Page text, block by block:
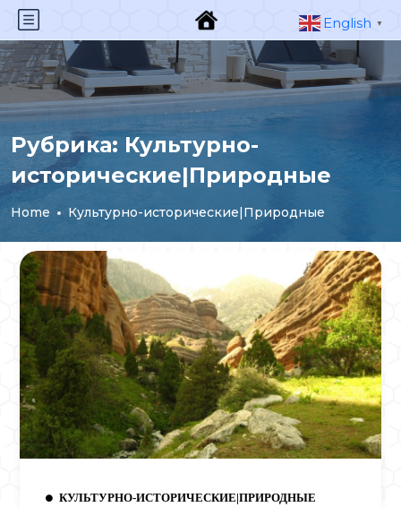
Рубрика: Культурно-
исторические|Природные
Home Культурно-исторические|Природные
КУЛЬТУРНО-ИСТОРИЧЕСКИЕ|ПРИРОДНЫЕ
English ▼